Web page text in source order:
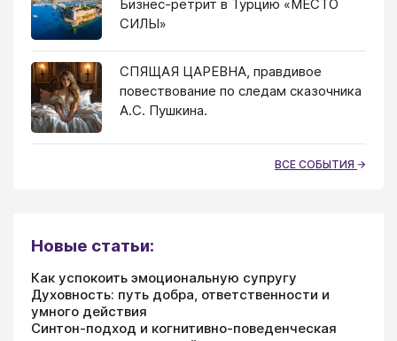
Бизнес-ретрит в Турцию «МЕСТО
СИЛЫ»
СПЯЩАЯ ЦАРЕВНА, правдивое
повествование по следам сказочника
А.С. Пушкина.
ВСЕ СОБЫТИЯ
Новые статьи:
Как успокоить эмоциональную супругу
Духовность: путь добра, ответственности и
умного действия
Синтон-подход и когнитивно-поведенческая